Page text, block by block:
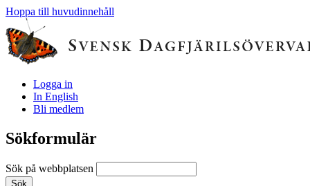
Hoppa till huvudinnehåll
Logga in
In English
Bli medlem
Sökformulär
Sök på webbplatsen